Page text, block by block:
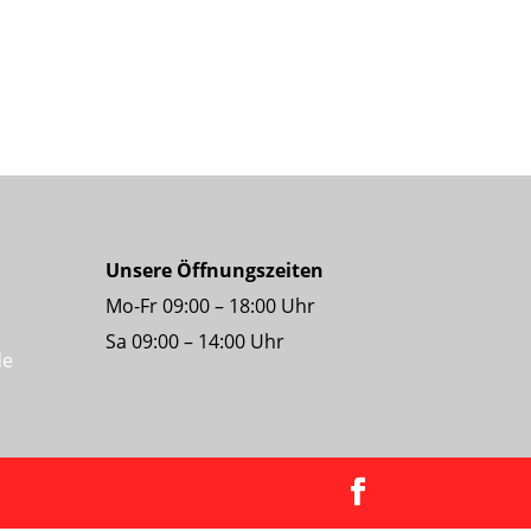
Unsere Öffnungszeiten
Mo-Fr 09:00 – 18:00 Uhr
Sa 09:00 – 14:00 Uhr